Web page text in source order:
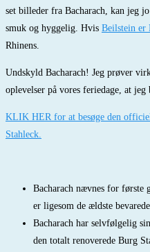
set billeder fra Bacharach, kan jeg
smuk og hyggelig. Hvis Beilstein er
Rhinens.
Undskyld Bacharach! Jeg prøver
oplevelser på vores feriedage, at
KLIK HER for at besøge den
Stahleck.
Bacharach nævnes for første
er ligesom de ældste
Bacharach har selvfølgelig
den totalt renoverede Burg